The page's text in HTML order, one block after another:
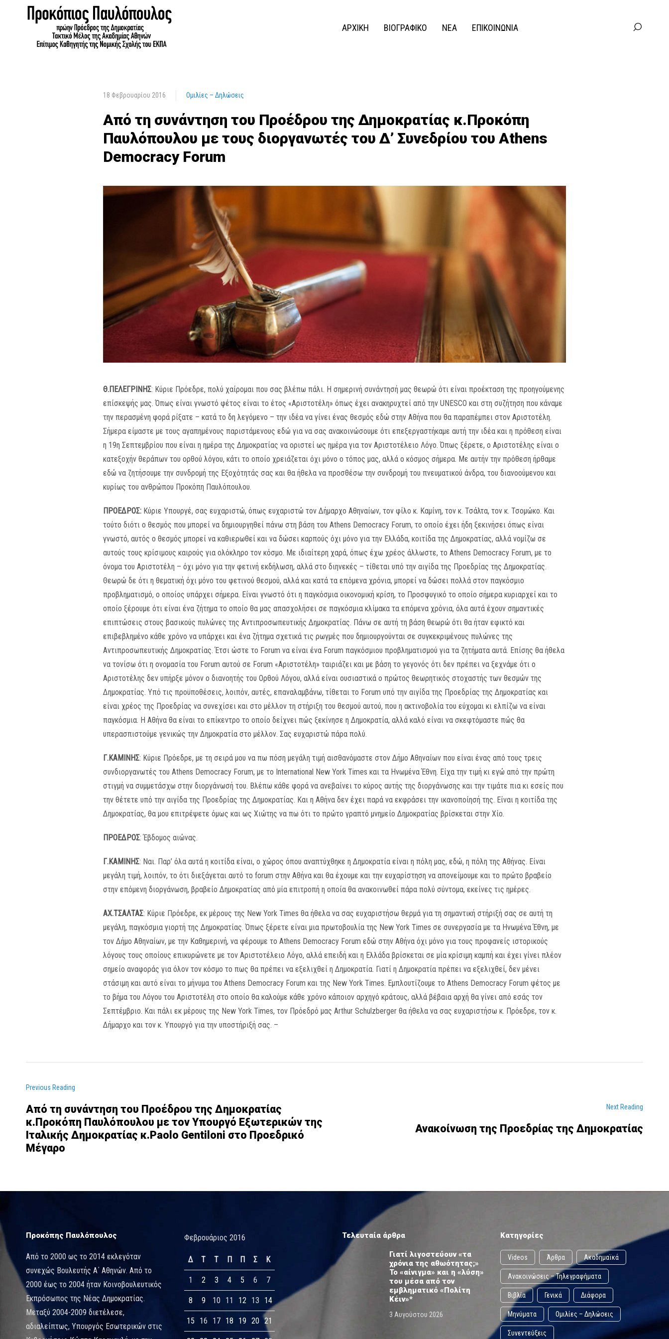
ΑΡΧΙΚΗ ΒΙΟΓΡΑΦΙΚΟ ΝΕΑ ΕΠΙΚΟΙΝΩΝΙΑ
18 Φεβρουαρίου 2016 Ομιλίες – Δηλώσεις
Από τη συνάντηση του Προέδρου της Δημοκρατίας κ.Προκόπη
Παυλόπουλου με τους διοργανωτές του Δ’ Συνεδρίου του Athens
Democracy Forum
Θ.ΠΕΛΕΓΡΙΝΗΣ: Κύριε Πρόεδρε, πολύ χαίρομαι που σας βλέπω πάλι. Η σημερινή συνάντησή μας θεωρώ ότι είναι προέκταση της προηγούμενης
επίσκεψής μας. Όπως είναι γνωστό φέτος είναι το έτος «Αριστοτέλη» όπως έχει ανακηρυχτεί από την UNESCO και στη συζήτηση που κάναμε
την περασμένη φορά ρίξατε – κατά το δη λεγόμενο – την ιδέα να γίνει ένας θεσμός εδώ στην Αθήνα που θα παραπέμπει στον Αριστοτέλη.
Σήμερα είμαστε με τους αγαπημένους παριστάμενους εδώ για να σας ανακοινώσουμε ότι επεξεργαστήκαμε αυτή την ιδέα και η πρόθεση είναι
η 19η Σεπτεμβρίου που είναι η ημέρα της Δημοκρατίας να οριστεί ως ημέρα για τον Αριστοτέλειο Λόγο. Όπως ξέρετε, ο Αριστοτέλης είναι ο
κατεξοχήν θεράπων του ορθού λόγου, κάτι το οποίο χρειάζεται όχι μόνο ο τόπος μας, αλλά ο κόσμος σήμερα. Με αυτήν την πρόθεση ήρθαμε
εδώ να ζητήσουμε την συνδρομή της Εξοχότητάς σας και θα ήθελα να προσθέσω την συνδρομή του πνευματικού άνδρα, του διανοούμενου και
κυρίως του ανθρώπου Προκόπη Παυλόπουλου.
ΠΡΟΕΔΡΟΣ: Κύριε Υπουργέ, σας ευχαριστώ, όπως ευχαριστώ τον Δήμαρχο Αθηναίων, τον φίλο κ. Καμίνη, τον κ. Τσάλτα, τον κ. Τσομώκο. Και
τούτο διότι ο θεσμός που μπορεί να δημιουργηθεί πάνω στη βάση του Athens Democracy Forum, το οποίο έχει ήδη ξεκινήσει όπως είναι
γνωστό, αυτός ο θεσμός μπορεί να καθιερωθεί και να δώσει καρπούς όχι μόνο για την Ελλάδα, κοιτίδα της Δημοκρατίας, αλλά νομίζω σε
αυτούς τους κρίσιμους καιρούς για ολόκληρο τον κόσμο. Με ιδιαίτερη χαρά, όπως έχω χρέος άλλωστε, το Athens Democracy Forum, με το
όνομα του Αριστοτέλη – όχι μόνο για την φετινή εκδήλωση, αλλά στο διηνεκές – τίθεται υπό την αιγίδα της Προεδρίας της Δημοκρατίας.
Θεωρώ δε ότι η θεματική όχι μόνο του φετινού θεσμού, αλλά και κατά τα επόμενα χρόνια, μπορεί να δώσει πολλά στον παγκόσμιο
προβληματισμό, ο οποίος υπάρχει σήμερα. Είναι γνωστό ότι η παγκόσμια οικονομική κρίση, το Προσφυγικό το οποίο σήμερα κυριαρχεί και το
οποίο ξέρουμε ότι είναι ένα ζήτημα το οποίο θα μας απασχολήσει σε παγκόσμια κλίμακα τα επόμενα χρόνια, όλα αυτά έχουν σημαντικές
επιπτώσεις στους βασικούς πυλώνες της Αντιπροσωπευτικής Δημοκρατίας. Πάνω σε αυτή τη βάση θεωρώ ότι θα ήταν εφικτό και
επιβεβλημένο κάθε χρόνο να υπάρχει και ένα ζήτημα σχετικά τις ρωγμές που δημιουργούνται σε συγκεκριμένους πυλώνες της
Αντιπροσωπευτικής Δημοκρατίας. Έτσι ώστε το Forum να είναι ένα Forum παγκόσμιου προβληματισμού για τα ζητήματα αυτά. Επίσης θα ήθελα
να τονίσω ότι η ονομασία του Forum αυτού σε Forum «Αριστοτέλη» ταιριάζει και με βάση το γεγονός ότι δεν πρέπει να ξεχνάμε ότι ο
Αριστοτέλης δεν υπήρξε μόνον ο διανοητής του Ορθού Λόγου, αλλά είναι ουσιαστικά ο πρώτος θεωρητικός στοχαστής των θεσμών της
Δημοκρατίας. Υπό τις προϋποθέσεις, λοιπόν, αυτές, επαναλαμβάνω, τίθεται το Forum υπό την αιγίδα της Προεδρίας της Δημοκρατίας και
είναι χρέος της Προεδρίας να συνεχίσει και στο μέλλον τη στήριξη του θεσμού αυτού, που η ακτινοβολία του εύχομαι κι ελπίζω να είναι
παγκόσμια. Η Αθήνα θα είναι το επίκεντρο το οποίο δείχνει πώς ξεκίνησε η Δημοκρατία, αλλά καλό είναι να σκεφτόμαστε πώς θα
υπερασπιστούμε γενικώς την Δημοκρατία στο μέλλον. Σας ευχαριστώ πάρα πολύ.
Γ.ΚΑΜΙΝΗΣ: Κύριε Πρόεδρε, με τη σειρά μου να πω πόση μεγάλη τιμή αισθανόμαστε στον Δήμο Αθηναίων που είναι ένας από τους τρεις
συνδιοργανωτές του Athens Democracy Forum, με το International New York Times και τα Ηνωμένα Έθνη. Είχα την τιμή κι εγώ από την πρώτη
στιγμή να συμμετάσχω στην διοργάνωσή του. Βλέπω κάθε φορά να ανεβαίνει το κύρος αυτής της διοργάνωσης και την τιμάτε πια κι εσείς που
την θέτετε υπό την αιγίδα της Προεδρίας της Δημοκρατίας. Και η Αθήνα δεν έχει παρά να εκφράσει την ικανοποίησή της. Είναι η κοιτίδα της
Δημοκρατίας, θα μου επιτρέψετε όμως και ως Χιώτης να πω ότι το πρώτο γραπτό μνημείο Δημοκρατίας βρίσκεται στην Χίο.
ΠΡΟΕΔΡΟΣ: Έβδομος αιώνας.
Γ.ΚΑΜΙΝΗΣ: Ναι. Παρ’ όλα αυτά η κοιτίδα είναι, ο χώρος όπου αναπτύχθηκε η Δημοκρατία είναι η πόλη μας, εδώ, η πόλη της Αθήνας. Είναι
μεγάλη τιμή, λοιπόν, το ότι διεξάγεται αυτό το forum στην Αθήνα και θα έχουμε και την ευχαρίστηση να απονείμουμε και το πρώτο βραβείο
στην επόμενη διοργάνωση, βραβείο Δημοκρατίας από μία επιτροπή η οποία θα ανακοινωθεί πάρα πολύ σύντομα, εκείνες τις ημέρες.
ΑΧ.ΤΣΑΛΤΑΣ: Κύριε Πρόεδρε, εκ μέρους της New York Times θα ήθελα να σας ευχαριστήσω θερμά για τη σημαντική στήριξή σας σε αυτή τη
μεγάλη, παγκόσμια γιορτή της Δημοκρατίας. Όπως ξέρετε είναι μια πρωτοβουλία της New York Times σε συνεργασία με τα Ηνωμένα Έθνη, με
τον Δήμο Αθηναίων, με την Καθημερινή, να φέρουμε το Athens Democracy Forum εδώ στην Αθήνα όχι μόνο για τους προφανείς ιστορικούς
λόγους τους οποίους επικυρώνετε με τον Αριστοτέλειο Λόγο, αλλά επειδή και η Ελλάδα βρίσκεται σε μία κρίσιμη καμπή και έχει γίνει πλέον
σημείο αναφοράς για όλον τον κόσμο το πως θα πρέπει να εξελιχθεί η Δημοκρατία. Γιατί η Δημοκρατία πρέπει να εξελιχθεί, δεν μένει
στάσιμη και αυτό είναι το μήνυμα του Athens Democracy Forum και της New York Times. Εμπλουτίζουμε το Athens Democracy Forum φέτος με
το βήμα του Λόγου του Αριστοτέλη στο οποίο θα καλούμε κάθε χρόνο κάποιον αρχηγό κράτους, αλλά βέβαια αρχή θα γίνει από εσάς τον
Σεπτέμβριο. Και πάλι εκ μέρους της New York Times, τον Πρόεδρό μας Arthur Schulzberger θα ήθελα να σας ευχαριστήσω κ. Πρόεδρε, τον κ.
Δήμαρχο και τον κ. Υπουργό για την υποστήριξή σας. –
Previous Reading
Από τη συνάντηση του Προέδρου της Δημοκρατίας
κ.Προκόπη Παυλόπουλου με τον Υπουργό Εξωτερικών της
Ιταλικής Δημοκρατίας κ.Paolo Gentiloni στο Προεδρικό
Μέγαρο
Next Reading
Ανακοίνωση της Προεδρίας της Δημοκρατίας
Προκόπης Παυλόπουλος
Από το 2000 ως το 2014 εκλεγόταν
συνεχώς Βουλευτής Α΄ Αθηνών. Από το
2000 έως το 2004 ήταν Κοινοβουλευτικός
Εκπρόσωπος της Νέας Δημοκρατίας.
Μεταξύ 2004-2009 διετέλεσε,
αδιαλείπτως, Υπουργός Εσωτερικών στις
Φεβρουάριος 2016
Δ Τ Τ Π Π Σ Κ
1 2 3 4 5 6 7
8 9 10 11 12 13 14
15 16 17 18 19 20 21
Τελευταία άρθρα
Γιατί λιγοστεύουν «τα
χρόνια της αθωότητας;»
Το «αίνιγμα» και η «λύση»
του μέσα από τον
εμβληματικό «Πολίτη
Κέιν»*
3 Αυγούστου 2026
Κατηγορίες
Videos Άρθρα Ακαδημαϊκά
Ανακοινώσεις – Τηλεγραφήματα
Βιβλία Γενικά Διάφορα
Μηνύματα Ομιλίες – Δηλώσεις
Συνεντεύξεις